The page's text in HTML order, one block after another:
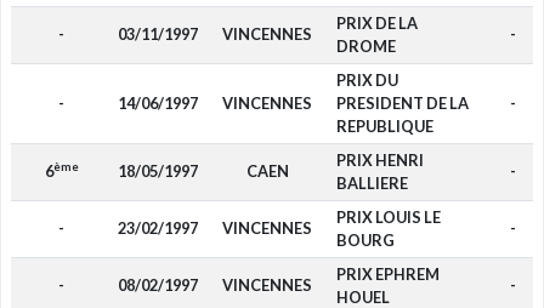
- 03/11/1997 VINCENNES
PRIX DE LA
DROME
-
- 14/06/1997 VINCENNES
PRIX DU
PRESIDENT DE LA
REPUBLIQUE
-
6ème 18/05/1997 CAEN
PRIX HENRI
BALLIERE
-
- 23/02/1997 VINCENNES
PRIX LOUIS LE
BOURG
-
- 08/02/1997 VINCENNES
PRIX EPHREM
HOUEL
-